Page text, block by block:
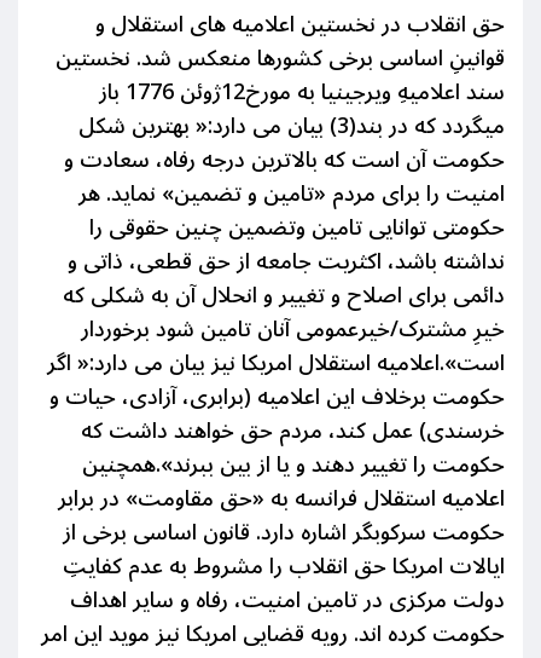
حق انقلاب در نخستین اعلامیه های استقلال و
قوانینِ اساسی برخی کشورها منعکس شد. نخستین
سند اعلامیهِ ویرجینیا به مورخ12ژوئن 1776 باز
میگردد که در بند(3 )بیان می دارد:« بهترین شکل
حکومت آن است که بالاترین درجه رفاه، سعادت و
امنیت را برایمردم «تامین و تضمین» نماید. هر
حکومتی توانایی تامین وتضمین چنین حقوقی را
نداشتهباشد، اکثریت جامعهاز حق قطعی، ذاتی و
دائمی برای اصلاح و تغییر و انحلال آن به شکلی که
خیرِ مشترک/خیرعمومی آنان تامین شود برخوردار
است».اعلامیه استقلال امریکا نیز بیان می دارد:« اگر
حکومت برخلافاین اعلامیه (برابری، آزادی، حیات و
خرسندی) عمل کند، مردم حق خواهند داشت که
حکومت را تغییر دهند و یا از بین ببرند».همچنین
اعلامیه استقلال فرانسه به «حق مقاومت» در برابر
حکومت سرکوبگر اشاره دارد. قانون اساسی برخی از
ایالات امریکا حق انقلاب را مشروط به عدمکفایتِ
دولت مرکزی در تامین امنیت، رفاه و سایر اهداف
حکومت کرده اند. رویه قضایی امریکا نیز موید این امر